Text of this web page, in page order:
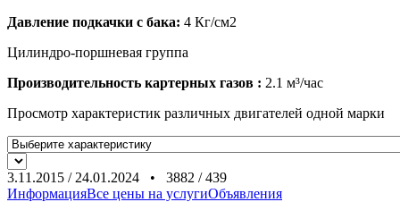
Давление подкачки с бака: 4 Кг/см2
Цилиндро-поршневая группа
Производительность картерных газов : 2.1 м³/час
Просмотр характеристик различных двигателей одной марки
3.11.2015 / 24.01.2024 • 3882 /439
ИнформацияВсе цены на услугиОбъявления